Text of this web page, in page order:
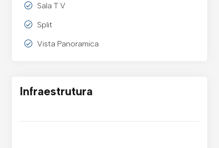
Sala T V
Split
Vista Panoramica
Infraestrutura